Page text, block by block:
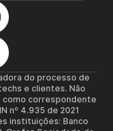
do processo de
e clientes. Não
como correspondente
nº 4.935 de 2021
instituições: Banco